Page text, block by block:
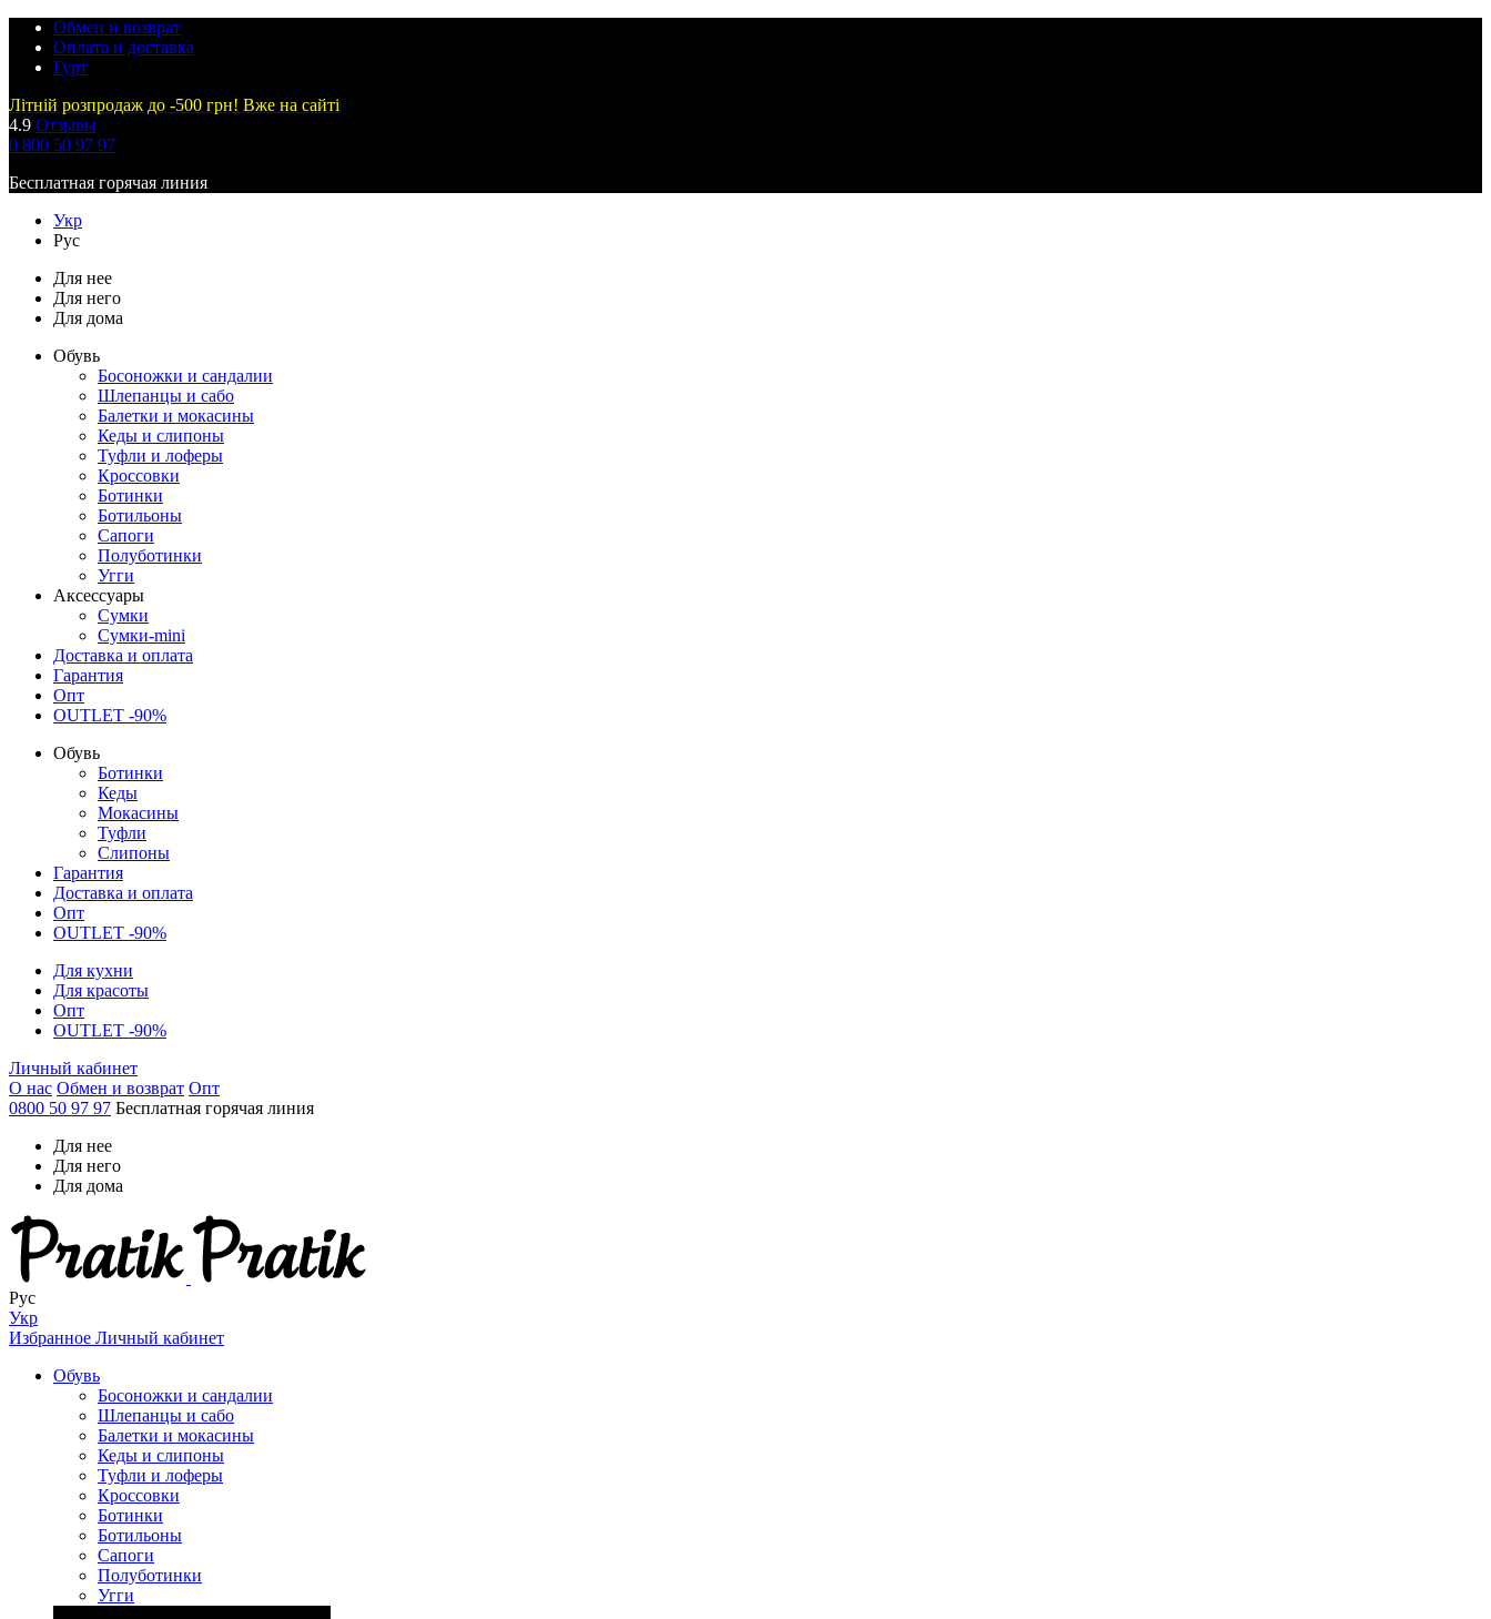
Обмен и возврат
Оплата и доставка
Гурт
Літній розпродаж до -500 грн! Вже на сайті
4.9 Отзывы
0 800 50 97 97
Бесплатная горячая линия
Укр
Рус
Для нее
Для него
Для дома
Обувь
Босоножки и сандалии
Шлепанцы и сабо
Балетки и мокасины
Кеды и слипоны
Туфли и лоферы
Кроссовки
Ботинки
Ботильоны
Сапоги
Полуботинки
Угги
Аксессуары
Сумки
Сумки-mini
Доставка и оплата
Гарантия
Опт
OUTLET -90%
Обувь
Ботинки
Кеды
Мокасины
Туфли
Слипоны
Гарантия
Доставка и оплата
Опт
OUTLET -90%
Для кухни
Для красоты
Опт
OUTLET -90%
Личный кабинет
О нас Обмен и возврат Опт
0800 50 97 97 Бесплатная горячая линия
Для нее
Для него
Для дома
Рус
Укр
Избранное Личный кабинет
Обувь
Босоножки и сандалии
Шлепанцы и сабо
Балетки и мокасины
Кеды и слипоны
Туфли и лоферы
Кроссовки
Ботинки
Ботильоны
Сапоги
Полуботинки
Угги